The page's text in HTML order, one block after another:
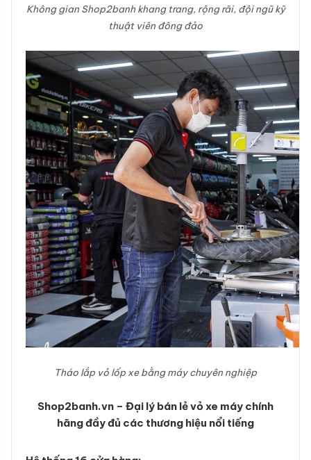
Không gian Shop2banh khang trang, rộng rãi, đội ngũ kỹ
thuật viên đông đảo
Tháo lắp vỏ lốp xe bằng máy chuyên nghiệp
Shop2banh.vn – Đại lý bán lẻ vỏ xe máy chính
hãng đầy đủ các thương hiệu nổi tiếng